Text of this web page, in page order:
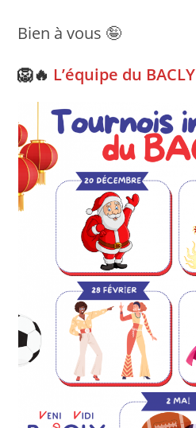
Bien à vous 🤪
🦁🔥 L’équipe du BACLY